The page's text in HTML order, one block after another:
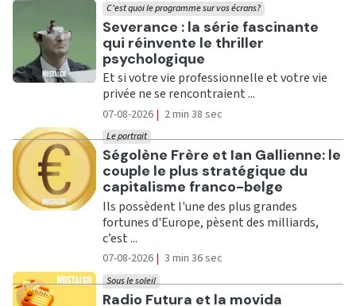
Ecouter
Severance : la série fascinante
qui réinvente le thriller
psychologique
C'est quoi le programme sur vos écrans?
Et si votre vie professionnelle et votre vie
privée ne se rencontraient ...
07-08-2026 | 2 min 38 sec
Ecouter
Ségolène Frère et Ian Gallienne: le
couple le plus stratégique du
capitalisme franco-belge
Le portrait
Ils possèdent l'une des plus grandes
fortunes d'Europe, pèsent des milliards,
c’est ...
07-08-2026 | 3 min 36 sec
Ecouter
Radio Futura et la movida
Sous le soleil